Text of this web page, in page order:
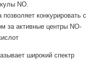
NO.
конкурировать с
за активные центры NO-
широкий спектр